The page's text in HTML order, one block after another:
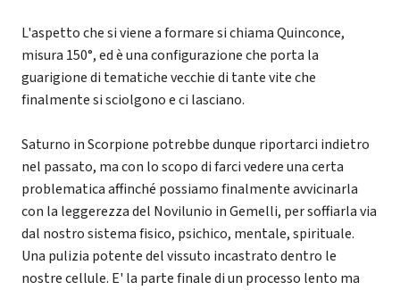
L'aspetto che si viene a formare si chiama Quinconce,
misura 150°, ed è una configurazione che porta la
guarigione di tematiche vecchie di tante vite che
finalmente si sciolgono e ci lasciano.
Saturno in Scorpione potrebbe dunque riportarci indietro
nel passato, ma con lo scopo di farci vedere una certa
problematica affinché possiamo finalmente avvicinarla
con la leggerezza del Novilunio in Gemelli, per soffiarla via
dal nostro sistema fisico, psichico, mentale, spirituale.
Una pulizia potente del vissuto incastrato dentro le
nostre cellule. E' la parte finale di un processo lento ma